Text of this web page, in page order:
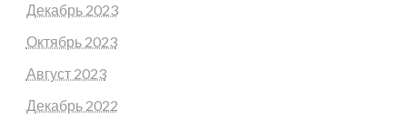
Декабрь 2023
Октябрь 2023
Август 2023
Декабрь 2022